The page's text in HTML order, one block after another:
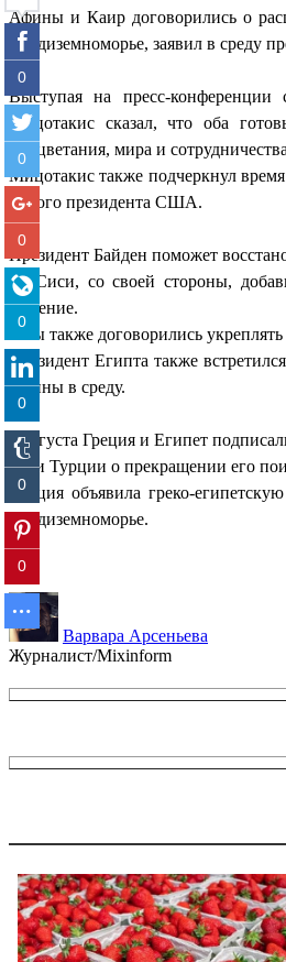
Афины и Каир договорились о
Средиземноморье, заявил в среду
Выступая на пресс-
Мицотакис сказал, что оба
процветания, мира и
Мицотакис также подчеркнул время
нового президента США.
Президент Байден поможет
Ас-Сиси, со своей стороны,
решение.
«Мы также договорились
Президент Египта также
Афины в среду.
6 августа Греция и Египет
воли Турции о прекращении его
Турция объявила греко-
Средиземноморье.
Варвара Арсеньева
Журналист/Mixinform
0
0
0
0
0
0
0